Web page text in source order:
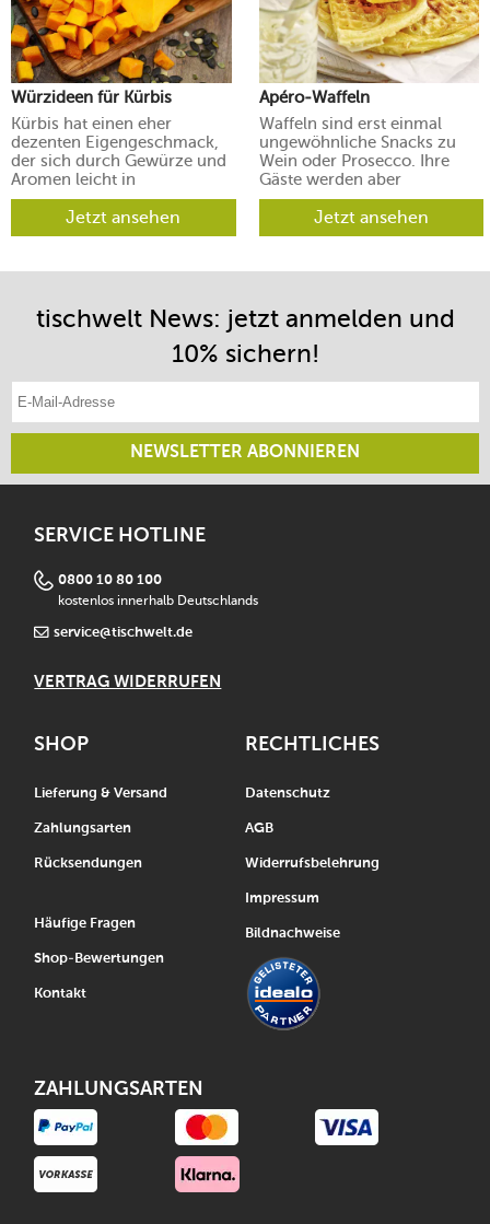
Würzideen für Kürbis
Kürbis hat einen eher
dezenten Eigengeschmack,
der sich durch Gewürze und
Aromen leicht in
verschiedene Richtungen
lenken lässt.Jetzt ansehen
Apéro-Waffeln
Waffeln sind erst einmal
ungewöhnliche Snacks zu
Wein oder Prosecco. Ihre
Gäste werden aber
begeistert sein.
Jetzt ansehen
tischwelt News: jetzt anmelden und
10% sichern!
E-Mail-Adresse eintragen
NEWSLETTER ABONNIEREN
SERVICE HOTLINE
0800 10 80 100
kostenlos innerhalb Deutschlands
service@tischwelt.de
VERTRAG WIDERRUFEN
SHOP
Lieferung & Versand
Zahlungsarten
Rücksendungen
Häufige Fragen
Shop-Bewertungen
Kontakt
RECHTLICHES
Datenschutz
AGB
Widerrufsbelehrung
Impressum
Bildnachweise
ZAHLUNGSARTEN